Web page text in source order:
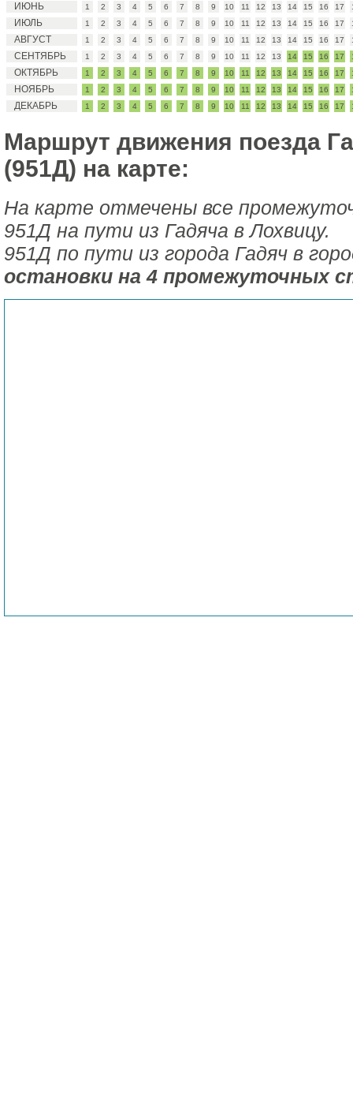
ИЮНЬ 1 2 3 4 5 6 7 8 9 10 11 12 13 14 15 16 17
ИЮЛЬ 1 2 3 4 5 6 7 8 9 10 11 12 13 14 15 16 17
АВГУСТ 1 2 3 4 5 6 7 8 9 10 11 12 13 14 15 16 17
СЕНТЯБРЬ 1 2 3 4 5 6 7 8 9 10 11 12 13 14 15 16 17
ОКТЯБРЬ 1 2 3 4 5 6 7 8 9 10 11 12 13 14 15 16 17
НОЯБРЬ 1 2 3 4 5 6 7 8 9 10 11 12 13 14 15 16 17
ДЕКАБРЬ 1 2 3 4 5 6 7 8 9 10 11 12 13 14 15 16 17
Маршрут движения поезда
(951Д) на карте:
На карте отмечены все
951Д на пути из Гадяча в Лохвицу.
951Д по пути из города Гадяч в
остановки на 4 промежуточных